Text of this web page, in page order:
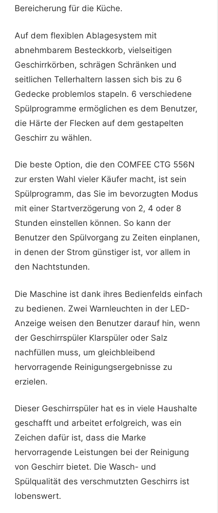
Bereicherung für die Küche.
Auf dem flexiblen Ablagesystem mit
abnehmbarem Besteckkorb, vielseitigen
Geschirrkörben, schrägen Schränken und
seitlichen Tellerhaltern lassen sich bis zu 6
Gedecke problemlos stapeln. 6 verschiedene
Spülprogramme ermöglichen es dem Benutzer,
die Härte der Flecken auf dem gestapelten
Geschirr zu wählen.
Die beste Option, die den COMFEE CTG 556N
zur ersten Wahl vieler Käufer macht, ist sein
Spülprogramm, das Sie im bevorzugten Modus
mit einer Startverzögerung von 2, 4 oder 8
Stunden einstellen können. So kann der
Benutzer den Spülvorgang zu Zeiten einplanen,
in denen der Strom günstiger ist, vor allem in
den Nachtstunden.
Die Maschine ist dank ihres Bedienfelds einfach
zu bedienen. Zwei Warnleuchten in der LED-
Anzeige weisen den Benutzer darauf hin, wenn
der Geschirrspüler Klarspüler oder Salz
nachfüllen muss, um gleichbleibend
hervorragende Reinigungsergebnisse zu
erzielen.
Dieser Geschirrspüler hat es in viele Haushalte
geschafft und arbeitet erfolgreich, was ein
Zeichen dafür ist, dass die Marke
hervorragende Leistungen bei der Reinigung
von Geschirr bietet. Die Wasch- und
Spülqualität des verschmutzten Geschirrs ist
lobenswert.